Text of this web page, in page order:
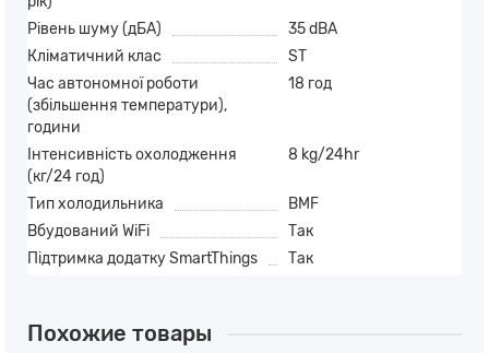
Рівень шуму (дБА)
35 dBA
Кліматичний клас
ST
Час автономної роботи
(збільшення температури),
години
18 год
Інтенсивність охолодження
(кг/24 год)
8 kg/24hr
Тип холодильника
BMF
Вбудований WiFi
Так
Підтримка додатку SmartThings
Так
Похожие товары